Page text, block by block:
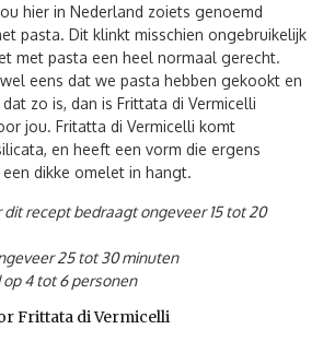
hier in Nederland zoiets genoemd
pasta. Dit klinkt misschien ongebruikelijk
met pasta een heel normaal gerecht.
eens dat we pasta hebben gekookt en
zo is, dan is Frittata di Vermicelli
jou. Fritatta di Vermicelli komt
en heeft een vorm die ergens
dikke omelet in hangt.
recept bedraagt ongeveer 15 tot 20
25 tot 30 minuten
4 tot 6 personen
Frittata di Vermicelli